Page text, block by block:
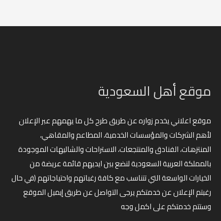
موقع أهل السعودية
موقع اعلاني يخدم زواره عن طريق طرح كل ما يهمهم عبر الإعلان
لأهم الشركات والمؤسسات الخدمية، المطاعم والمقاهي،
المنتزهات، الفنادق والمنتجعات، الاستراحات والشاليهات الموجودة
بالمملكة العربية السعودية لنضع بين ايديهم قائمة عريضة من
الخيارات الواسعة التي تتناسب مع كافة رغباتهم واحتياجاتهم (في حال
رغبتم الإعلان عن خدمتكم يرجى التواصل عن طريق إيميل الموقع
وستتم خدمتكم على اكمل وجه